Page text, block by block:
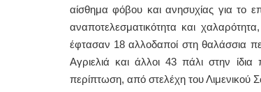
αίσθημα φόβου και ανησυχίας για το
αναποτελεσματικότητα και
έφτασαν 18 αλλοδαποί στη θαλάσσια
Αγριελιά και άλλοι 43 πάλι στην ίδια
περίπτωση, από στελέχη του